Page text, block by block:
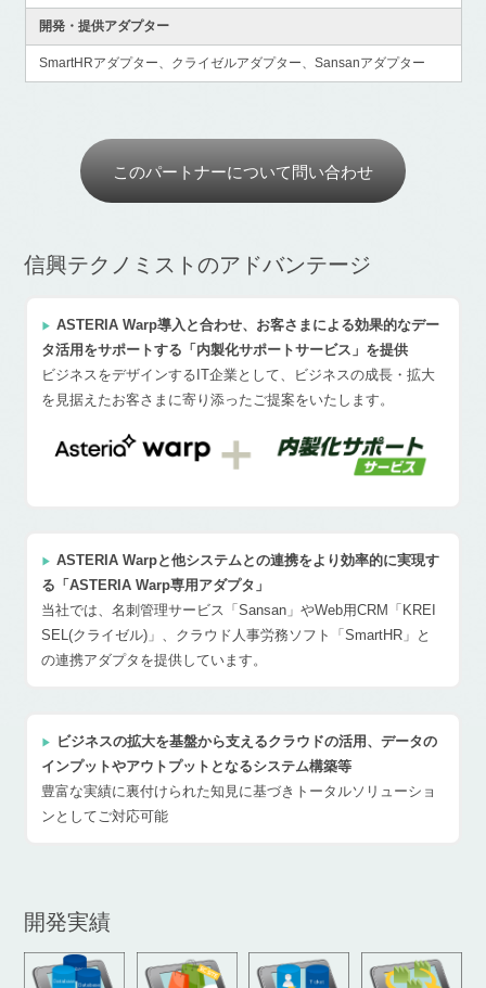
開発・提供アダプター
SmartHRアダプター、クライゼルアダプター、Sansanアダプター
このパートナーについて問い合わせ
信興テクノミストのアドバンテージ
ASTERIA Warp導入と合わせ、お客さまによる効果的なデー
タ活用をサポートする「内製化サポートサービス」を提供
ビジネスをデザインするIT企業として、ビジネスの成長・拡大
を見据えたお客さまに寄り添ったご提案をいたします。
ASTERIA Warpと他システムとの連携をより効率的に実現す
る「ASTERIA Warp専用アダプタ」
当社では、名刺管理サービス「Sansan」やWeb用CRM「KREI
SEL(クライゼル)」、クラウド人事労務ソフト「SmartHR」と
の連携アダプタを提供しています。
ビジネスの拡大を基盤から支えるクラウドの活用、データの
インプットやアウトプットとなるシステム構築等
豊富な実績に裏付けられた知見に基づきトータルソリューショ
ンとしてご対応可能
開発実績